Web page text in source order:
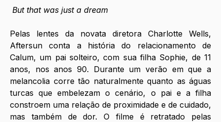
But that was just a dream
Pelas lentes da novata diretora Charlotte Wells,
Aftersun conta a história do relacionamento de
Calum, um pai solteiro, com sua filha Sophie, de 11
anos, nos anos 90. Durante um verão em que a
melancolia corre tão naturalmente quanto as águas
turcas que embelezam o cenário, o pai e a filha
constroem uma relação de proximidade e de cuidado,
mas também de dor. O filme é retratado pelas